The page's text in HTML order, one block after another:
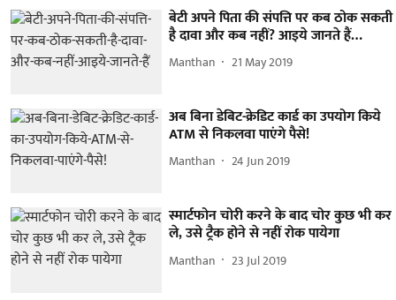
बेटी अपने पिता की संपत्ति पर कब ठोक सकती
है दावा और कब नहीं? आइये जानते हैं…
Manthan 21 May 2019
अब बिना डेबिट-क्रेडिट कार्ड का उपयोग किये
ATM से निकलवा पाएंगे पैसे!
Manthan 24 Jun 2019
स्मार्टफोन चोरी करने के बाद चोर कुछ भी कर
ले, उसे ट्रैक होने से नहीं रोक पायेगा
Manthan 23 Jul 2019